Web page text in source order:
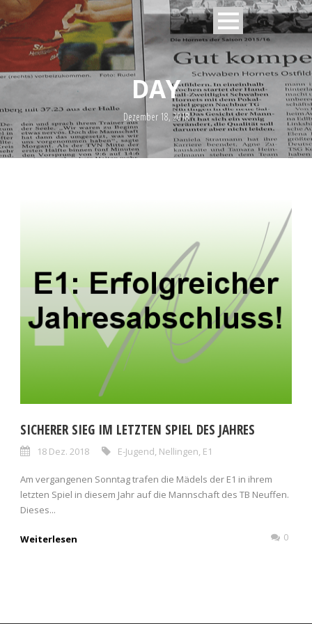
DAY
Dezember 18, 2018
SICHERER SIEG IM LETZTEN SPIEL DES JAHRES
18 Dez. 2018 E-Jugend Nellingen E1
Am vergangenen Sonntag trafen die Mädels der E1 in ihrem
letzten Spiel in diesem Jahr auf die Mannschaft des TB Neuffen.
Dieses...
Weiterlesen 0